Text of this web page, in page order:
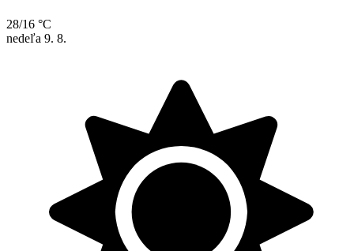
28/16 °C
nedeľa 9. 8.